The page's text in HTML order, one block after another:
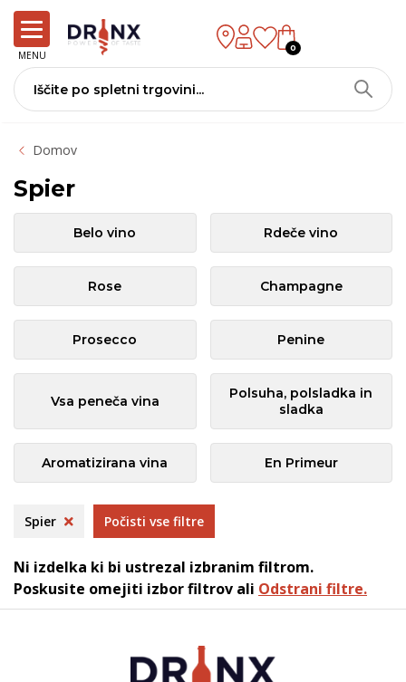
MENU
0
Domov
Spier
Belo vino Rdeče vino
Rose Champagne
Prosecco Penine
Vsa peneča vina
Polsuha, polsladka in
sladka
Aromatizirana vina En Primeur
Spier Počisti vse filtre
Ni izdelka ki bi ustrezal izbranim filtrom.
Poskusite omejiti izbor filtrov ali Odstrani filtre.